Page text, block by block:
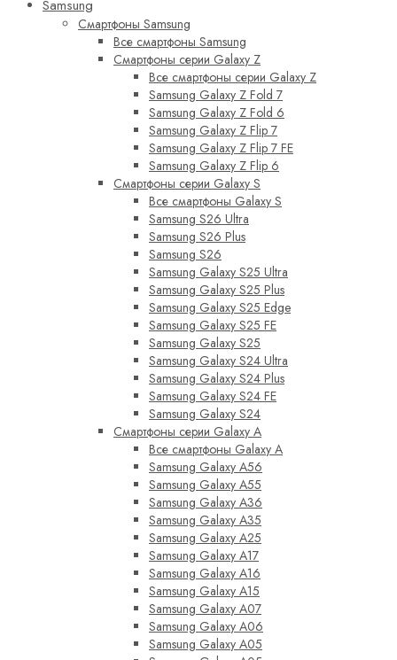
Samsung
Смартфоны Samsung
Все смартфоны Samsung
Смартфоны серии Galaxy Z
Все смартфоны серии Galaxy Z
Samsung Galaxy Z Fold 7
Samsung Galaxy Z Fold 6
Samsung Galaxy Z Flip 7
Samsung Galaxy Z Flip 7 FE
Samsung Galaxy Z Flip 6
Смартфоны серии Galaxy S
Все смартфоны Galaxy S
Samsung S26 Ultra
Samsung S26 Plus
Samsung S26
Samsung Galaxy S25 Ultra
Samsung Galaxy S25 Plus
Samsung Galaxy S25 Edge
Samsung Galaxy S25 FE
Samsung Galaxy S25
Samsung Galaxy S24 Ultra
Samsung Galaxy S24 Plus
Samsung Galaxy S24 FE
Samsung Galaxy S24
Смартфоны серии Galaxy A
Все смартфоны Galaxy A
Samsung Galaxy A56
Samsung Galaxy A55
Samsung Galaxy A36
Samsung Galaxy A35
Samsung Galaxy A25
Samsung Galaxy A17
Samsung Galaxy A16
Samsung Galaxy A15
Samsung Galaxy A07
Samsung Galaxy A06
Samsung Galaxy A05